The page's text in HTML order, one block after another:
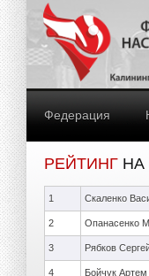
Федерация
РЕЙТИНГ НА
1 Скаленко
2 Опанасенко
3 Рябков
4 Бойчук Артем